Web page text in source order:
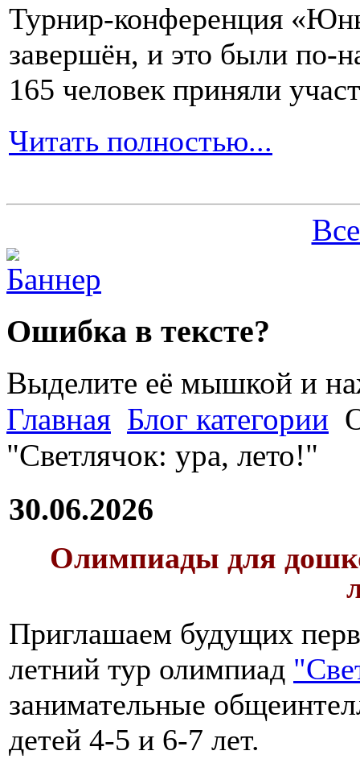
Турнир-конференция
завершён, и это были по-
165 человек приняли
Читать полностью...
Ошибка в тексте?
Выделите её мышкой и
Главная Блог категории
"Светлячок: ура, лето!"
30.06.2026
Олимпиады для
Приглашаем будущих
летний тур олимпиад
занимательные
детей 4-5 и 6-7 лет.